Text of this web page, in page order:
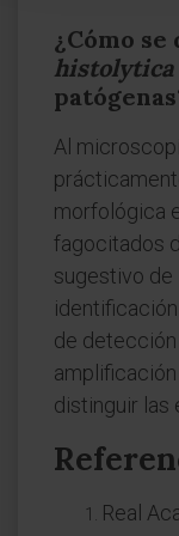
¿Cómo
histolytica
Al
morfológica
fagocitados
sugestivo de
de detección
distinguir las
Real